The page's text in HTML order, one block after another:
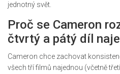
jednotný svět.
Proč se Cameron
čtvrtý a pátý díl
Cameron chce zachovat
všech tří filmů najednou (včetně